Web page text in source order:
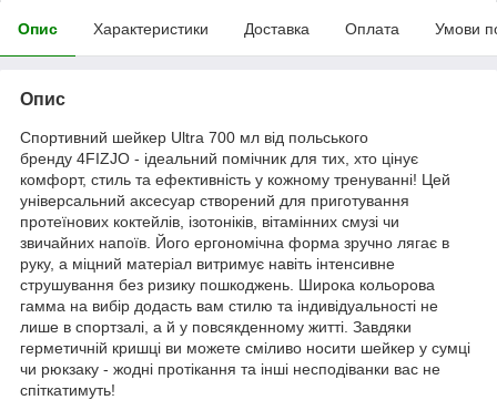
Опис Характеристики Доставка Оплата Умови
Опис
Спортивний шейкер Ultra 700 мл від польського
бренду 4FIZJO - ідеальний помічник для тих, хто цінує
комфорт, стиль та ефективність у кожному тренуванні! Цей
універсальний аксесуар створений для приготування
протеїнових коктейлів, ізотоніків, вітамінних смузі чи
звичайних напоїв. Його ергономічна форма зручно лягає в
руку, а міцний матеріал витримує навіть інтенсивне
струшування без ризику пошкоджень. Широка кольорова
гамма на вибір додасть вам стилю та індивідуальності не
лише в спортзалі, а й у повсякденному житті. Завдяки
герметичній кришці ви можете сміливо носити шейкер у сумці
чи рюкзаку - жодні протікання та інші несподіванки вас не
спіткатимуть!